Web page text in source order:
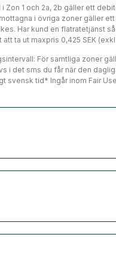
Zon 1 och 2a, 2b gäller ett
i övriga zoner gäller
Har kund en flatratetjänst
att ta ut maxpris 0,425 SEK
För samtliga zoner
i det sms du får när den
svensk tid* Ingår inom Fair